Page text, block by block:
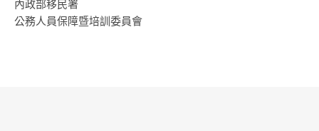
內政部移民署
公務人員保障暨培訓委員會